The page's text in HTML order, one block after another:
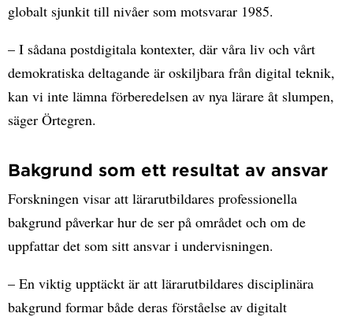
globalt sjunkit till nivåer som motsvarar 1985.
– I sådana postdigitala kontexter, där våra liv och vårt
demokratiska deltagande är oskiljbara från digital teknik,
kan vi inte lämna förberedelsen av nya lärare åt slumpen,
säger Örtegren.
Bakgrund som ett resultat av ansvar
Forskningen visar att lärarutbildares professionella
bakgrund påverkar hur de ser på området och om de
uppfattar det som sitt ansvar i undervisningen.
– En viktig upptäckt är att lärarutbildares disciplinära
bakgrund formar både deras förståelse av digitalt